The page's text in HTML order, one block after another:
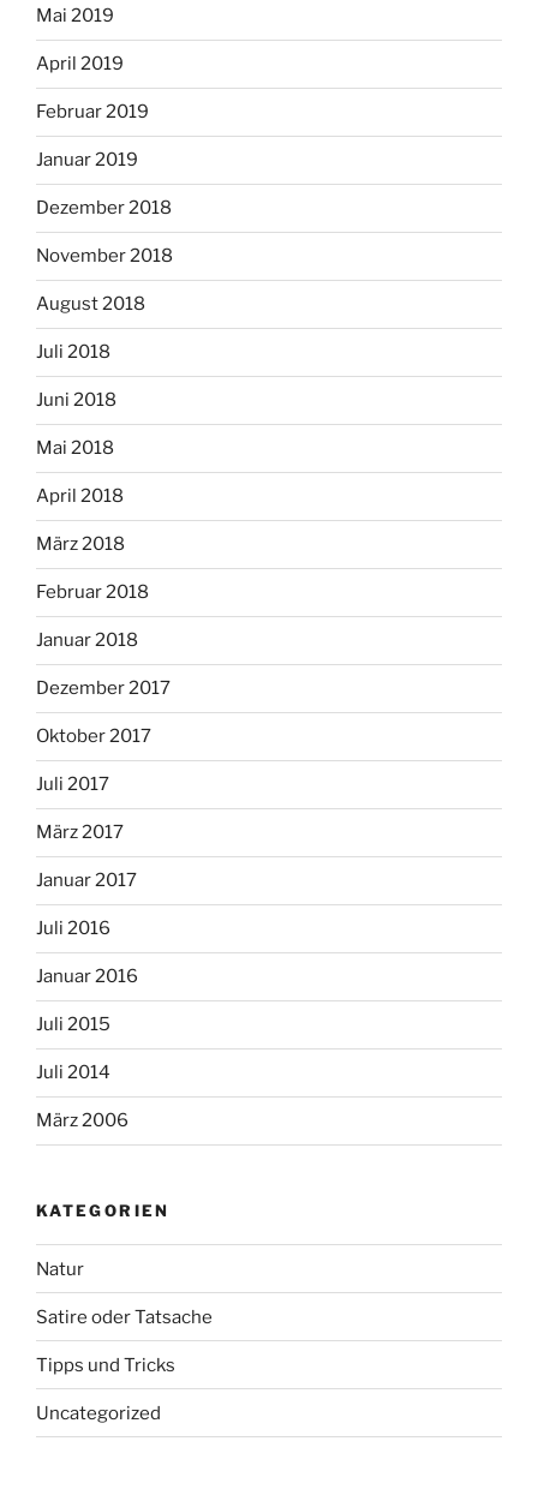
Mai 2019
April 2019
Februar 2019
Januar 2019
Dezember 2018
November 2018
August 2018
Juli 2018
Juni 2018
Mai 2018
April 2018
März 2018
Februar 2018
Januar 2018
Dezember 2017
Oktober 2017
Juli 2017
März 2017
Januar 2017
Juli 2016
Januar 2016
Juli 2015
Juli 2014
März 2006
KATEGORIEN
Natur
Satire oder Tatsache
Tipps und Tricks
Uncategorized